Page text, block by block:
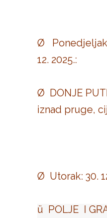
Ø
12. 2025.:
Ø DONJE
iznad pruge,
Ø Utorak: 30.
ü POLJE I